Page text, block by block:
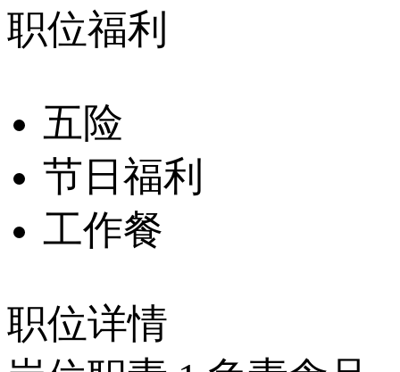
职位福利
五险
节日福利
工作餐
职位详情